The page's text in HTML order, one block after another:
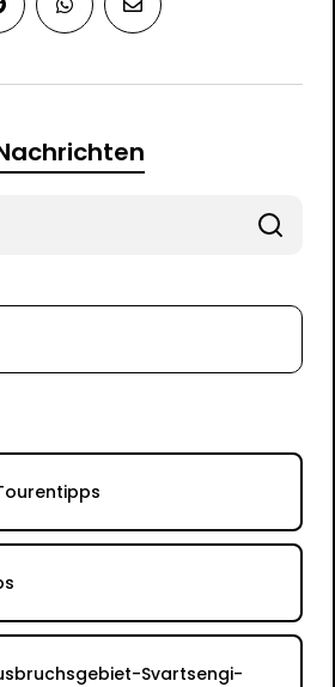
Svartsengi-